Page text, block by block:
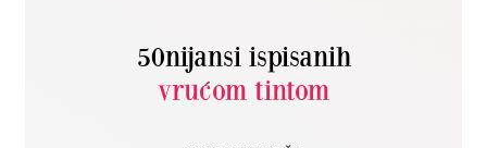
50nijansi ispisanih
vrućom tintom